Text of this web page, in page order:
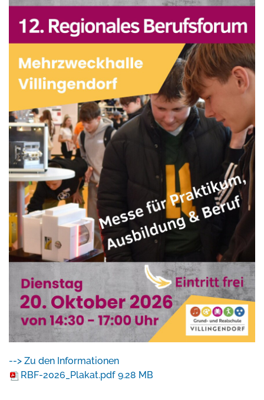
--> Zu den Informationen
RBF-2026_Plakat.pdf 9.28 MB